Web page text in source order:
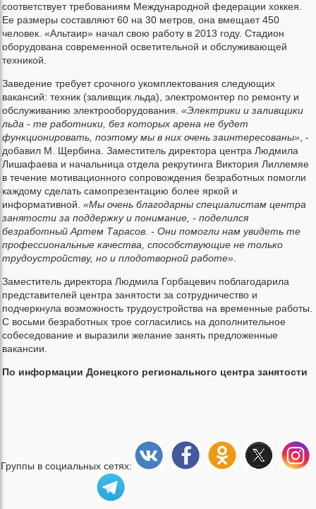
соответствует требованиям Международной федерации хоккея.
Ее размеры составляют 60 на 30 метров, она вмещает 450
человек. «Альтаир» начал свою работу в 2013 году. Стадион
оборудована современной осветительной и обслуживающей
техникой.
Заведение требует срочного укомплектования следующих
вакансий: техник (заливщик льда), электромонтер по ремонту и
обслуживанию электрооборудования. «Электрики и заливщики
льда - те работники, без которых арена не будет
функционировать, поэтому мы в них очень заинтересованы» , -
добавил М. Щербина. Заместитель директора центра Людмила
Лишафаева и начальница отдела рекрутинга Виктория Лиллемяе
в течение мотивационного сопровождения безработных помогли
каждому сделать самопрезентацию более яркой и
информативной. «Мы очень благодарны специалистам центра
занятости за поддержку и понимание, - поделился
безработный Артем Тарасов. - Они помогли нам увидеть те
профессиональные качества, способствующие не только
трудоустройству, но и плодотворной работе»
Заместитель директора Людмила Горбацевич поблагодарила
представителей центра занятости за сотрудничество и
подчеркнула возможность трудоустройства на временные работы.
С восьми безработных трое согласились на дополнительное
собеседование и выразили желание занять предложенные
вакансии.
По информации Донецкого регионального центра занятости
Группы в социальных сетях: